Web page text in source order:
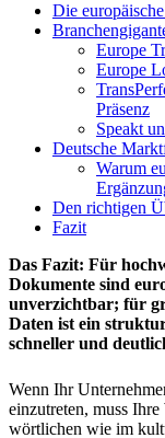
Die
Europe
Europe
Präsenz
Speakt
Deutsche
Warum
Den richtigen
Fazit
Das Fazit: Für
Dokumente sind
unverzichtbar; für
Daten ist ein
schneller und
Wenn Ihr
einzutreten, muss
wörtlichen wie im